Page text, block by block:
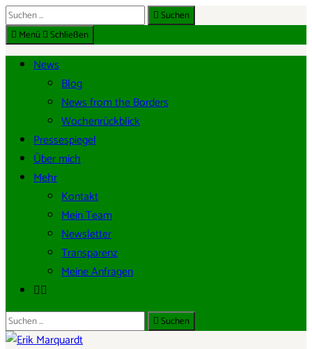
Suche
nach:
Suchen
Menü
Schließen
News
Blog
News from the Borders
Wochenrückblick
Pressespiegel
Über mich
Mehr
Kontakt
Mein Team
Newsletter
Transparenz
Meine Anfragen
Suche
nach:
Suchen